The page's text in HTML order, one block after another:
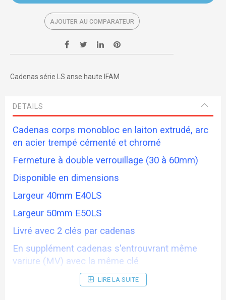
AJOUTER AU COMPARATEUR
Cadenas série LS anse haute IFAM
DETAILS
Cadenas corps monobloc en laiton extrudé, arc
en acier trempé cémenté et chromé
Fermeture à double verrouillage (30 à 60mm)
Disponible en dimensions
Largeur 40mm E40LS
Largeur 50mm E50LS
Livré avec 2 clés par cadenas
En supplément cadenas s'entrouvrant même
variure (MV) avec la même clé
LIRE LA SUITE